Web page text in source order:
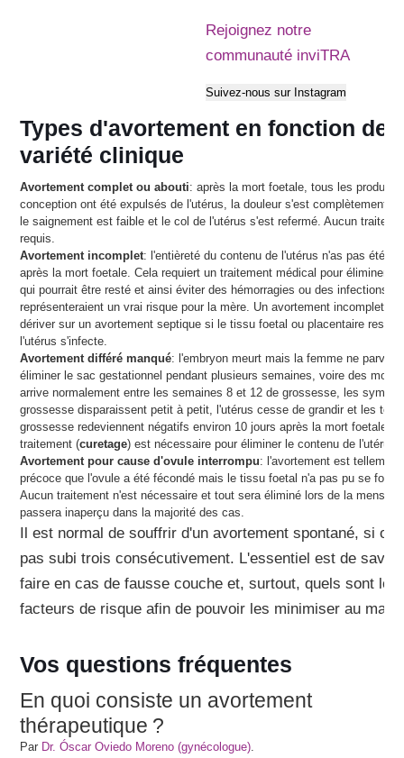
Rejoignez notre
communauté inviTRA
Suivez-nous sur Instagram
Types d'avortement en fonction de
variété clinique
Avortement complet ou abouti: après la mort foetale, tous les produits
conception ont été expulsés de l'utérus, la douleur s'est complètement
le saignement est faible et le col de l'utérus s'est refermé. Aucun
requis.
Avortement incomplet: l'entièreté du contenu de l'utérus n'as pas été
après la mort foetale. Cela requiert un traitement médical pour éliminer
qui pourrait être resté et ainsi éviter des hémorragies ou des infections
représenteraient un vrai risque pour la mère. Un avortement incomplet
dériver sur un avortement septique si le tissu foetal ou placentaire resté
l'utérus s'infecte.
Avortement différé manqué: l'embryon meurt mais la femme ne
éliminer le sac gestationnel pendant plusieurs semaines, voire des mois.
arrive normalement entre les semaines 8 et 12 de grossesse, les
grossesse disparaissent petit à petit, l'utérus cesse de grandir et les
grossesse redeviennent négatifs environ 10 jours après la mort foetale.
traitement (curetage) est nécessaire pour éliminer le contenu de l'utérus.
Avortement pour cause d'ovule interrompu: l'avortement est tellement
précoce que l'ovule a été fécondé mais le tissu foetal n'a pas pu se
Aucun traitement n'est nécessaire et tout sera éliminé lors de la
passera inaperçu dans la majorité des cas.
Il est normal de souffrir d'un avortement spontané, si on
pas subi trois consécutivement. L'essentiel est de
faire en cas de fausse couche et, surtout, quels sont les
facteurs de risque afin de pouvoir les minimiser au
Vos questions fréquentes
En quoi consiste un avortement
thérapeutique ?
Par Dr. Óscar Oviedo Moreno (gynécologue).